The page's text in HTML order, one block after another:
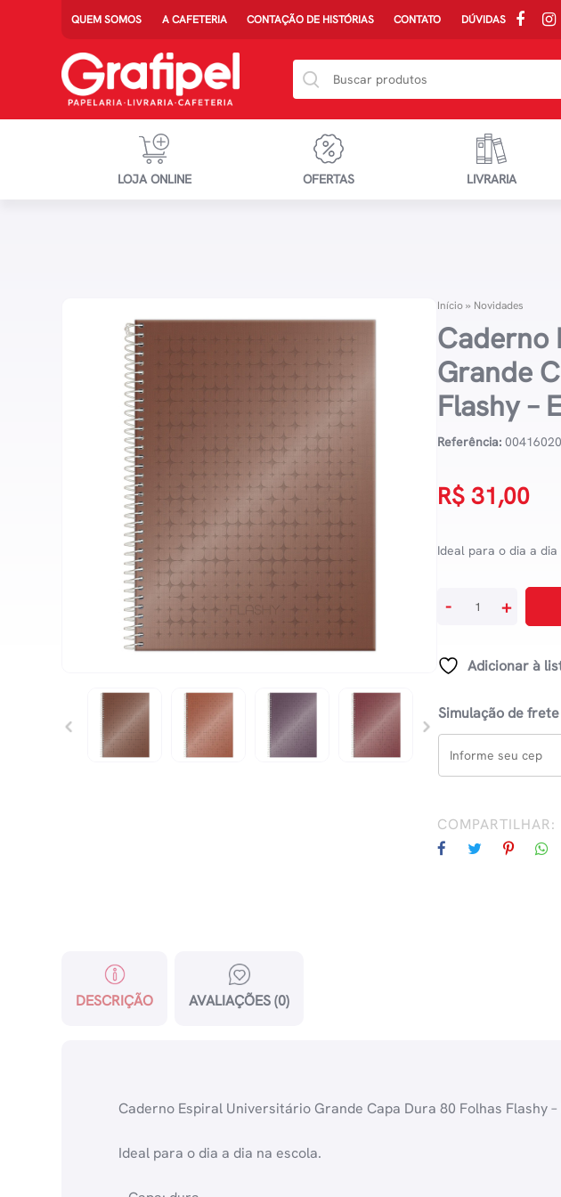
QUEM SOMOS A CAFETERIA CONTAÇÃO DE HISTÓRIAS CONTATO DÚVIDAS
LOJA ONLINE OFERTAS LIVRARIA
Início» Novidades
Caderno
Grande
Flashy –
Referência: 00416020
R$ 31,00
Ideal para o dia a
Grande
Dura
80
Folhas
Flashy
Estampas
Sortidas
- +
Adicionar à
Simulação de frete
COMPARTILHAR:
DESCRIÇÃO AVALIAÇÕES (0)
Caderno Espiral Universitário Grande Capa Dura 80 Folhas Flashy
Ideal para o dia a dia na escola.